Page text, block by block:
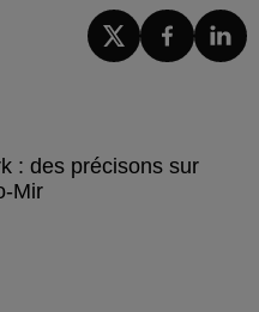
: des précisons sur
Mir